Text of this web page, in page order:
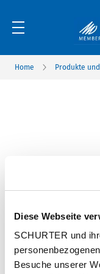
Diese Webseite
SCHURTER und
Besuche unserer
Home Produkte